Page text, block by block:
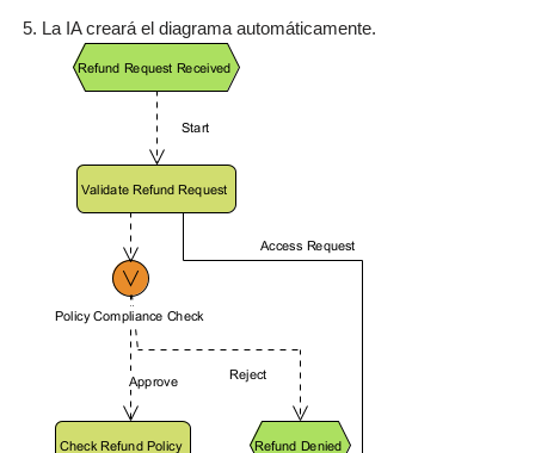
La IA creará el diagrama automáticamente.